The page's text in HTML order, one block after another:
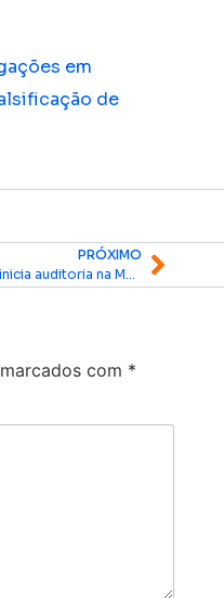
em
de
PRÓXIMO
com *